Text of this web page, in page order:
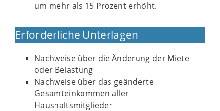
um mehr als 15 Prozent erhöht.
Erforderliche Unterlagen
Nachweise über die Änderung der Miete
oder Belastung
Nachweise über das geänderte
Gesamteinkommen aller
Haushaltsmitglieder